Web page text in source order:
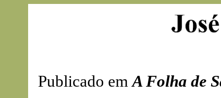
Publicado emA Folha de